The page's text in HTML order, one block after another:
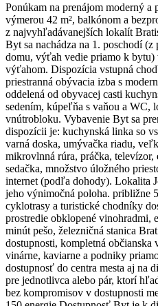
Ponúkam na prenájom moderný a
výmerou 42 m², balkónom a
z najvyhľadávanejších lokalít
Byt sa nachádza na 1. poschodí
domu, výťah vedie priamo k bytu)
výťahom. Dispozícia vstupná
priestranná obývacia izba s
oddelená od obyvacej casti
sedením, kúpeľňa s vaňou a WC,
vnútrobloku. Vybavenie Byt sa
dispozícii je: kuchynská linka so
varná doska, umývačka riadu,
mikrovlnná rúra, práčka,
sedačka, množstvo úložného
internet (podľa dohody). Lokalita
jeho výnimočná poloha. približne
cyklotrasy a turistické chodníky
prostredie obklopené vinohradmi,
minút pešo, železničná stanica
dostupnosti, kompletná
vinárne, kaviarne a podniky
dostupnosť do centra mesta aj na
pre jednotlivca alebo pár, ktorí
bez kompromisov v dostupnosti